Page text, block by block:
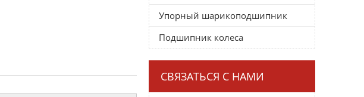
Упорный шарикоподшипник
Подшипник колеса
СВЯЗАТЬСЯ С НАМИ